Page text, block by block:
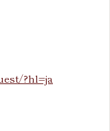
?hl=ja